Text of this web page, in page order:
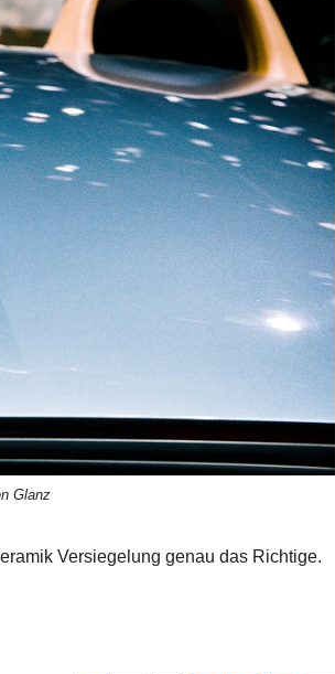
Glanz
Versiegelung genau das Richtige.